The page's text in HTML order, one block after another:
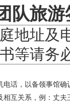
队旅
地址及
等请务
电话，以备领事馆确
相互关系，例：丈夫